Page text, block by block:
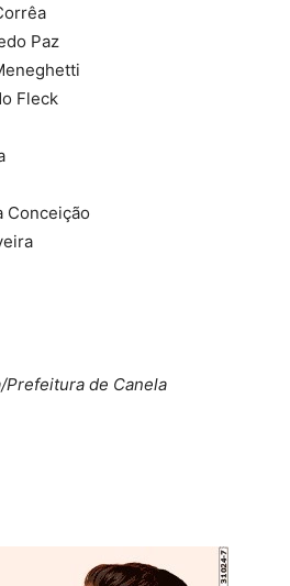
Paz
Fleck
Conceição
Prefeitura de Canela